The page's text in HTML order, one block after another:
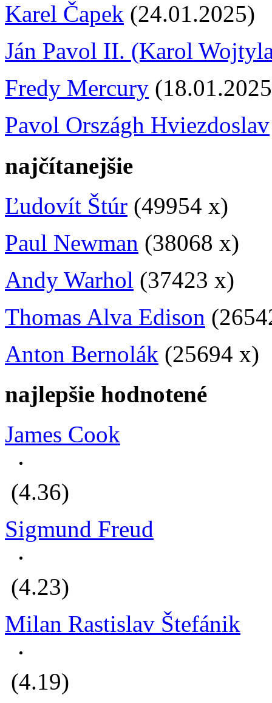
Karel Čapek (24.01.2025)
Ján Pavol II. (Karol
Fredy Mercury
Pavol Országh Hviezdoslav
najčítanejšie
Ľudovít Štúr (49954 x)
Paul Newman (38068 x)
Andy Warhol (37423 x)
Thomas Alva Edison
Anton Bernolák (25694 x)
najlepšie hodnotené
James Cook
(4.36)
Sigmund Freud
(4.23)
Milan Rastislav Štefánik
(4.19)